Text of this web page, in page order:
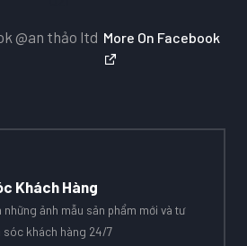
@an thảo ltd More On Facebook
Khách Hàng
những ảnh mẫu sản phẩm mới và tư
sóc khách hàng 24/7